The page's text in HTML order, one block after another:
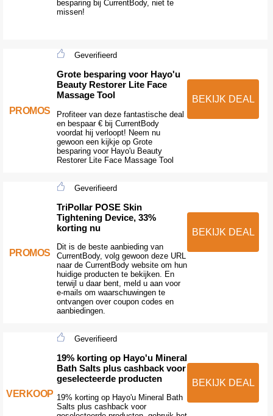
besparing bij CurrentBody, niet te
missen!
PROMOS
Geverifieerd
Grote besparing voor Hayo'u
Beauty Restorer Lite Face
Massage Tool
Profiteer van deze fantastische deal
en bespaar € bij CurrentBody
voordat hij verloopt! Neem nu
gewoon een kijkje op Grote
besparing voor Hayo'u Beauty
Restorer Lite Face Massage Tool
BEKIJK DEAL
PROMOS
Geverifieerd
TriPollar POSE Skin
Tightening Device, 33%
korting nu
Dit is de beste aanbieding van
CurrentBody, volg gewoon deze URL
naar de CurrentBody website om hun
huidige producten te bekijken. En
terwijl u daar bent, meld u aan voor
e-mails om waarschuwingen te
ontvangen over coupon codes en
aanbiedingen.
BEKIJK DEAL
VERKOOP
Geverifieerd
19% korting op Hayo'u Mineral
Bath Salts plus cashback voor
geselecteerde producten
19% korting op Hayo'u Mineral Bath
Salts plus cashback voor
BEKIJK DEAL